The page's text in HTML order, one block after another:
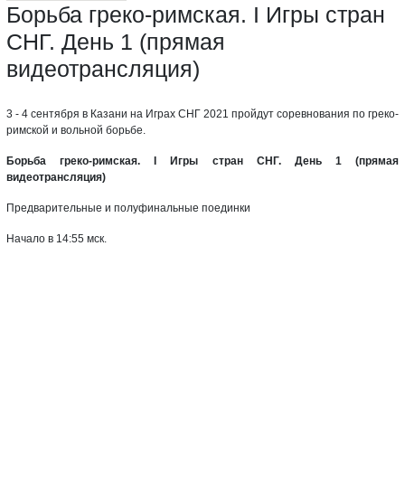
Борьба греко-римская. I Игры стран
СНГ. День 1 (прямая
видеотрансляция)
3 - 4 сентября в Казани на Играх СНГ 2021 пройдут соревнования по греко-
римской и вольной борьбе.
Борьба греко-римская. I Игры стран СНГ. День 1 (прямая
видеотрансляция)
Предварительные и полуфинальные поединки
Начало в 14:55 мск.